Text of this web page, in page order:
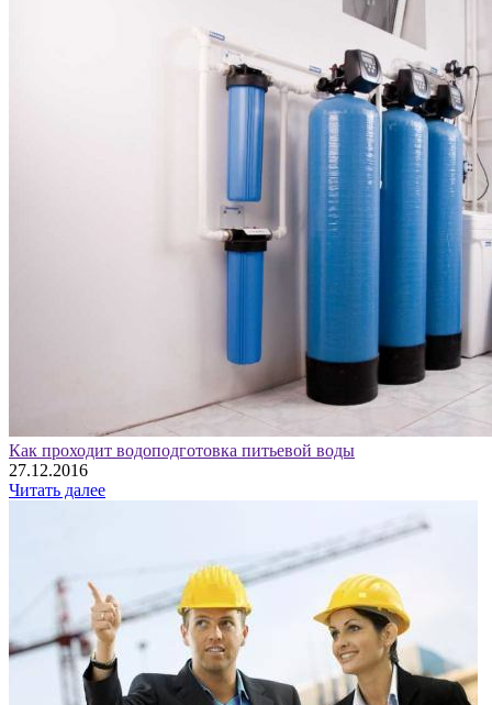
Как проходит водоподготовка питьевой воды
27.12.2016
Читать далее